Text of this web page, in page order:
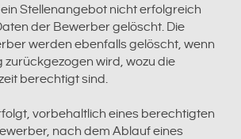
Stellenangebot nicht erfolgreich
der Bewerber gelöscht. Die
werden ebenfalls gelöscht, wenn
zurückgezogen wird, wozu die
berechtigt sind.
vorbehaltlich eines berechtigten
nach dem Ablauf eines